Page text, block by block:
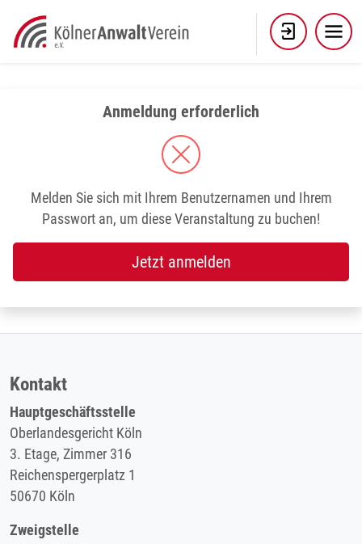
content
Anmeldung erforderlich
Melden Sie sich mit Ihrem Benutzernamen und Ihrem
Passwort an, um diese Veranstaltung zu buchen!
Jetzt anmelden
Kontakt
Hauptgeschäftsstelle
Oberlandesgericht Köln
3. Etage, Zimmer 316
Reichenspergerplatz 1
50670 Köln
Zweigstelle